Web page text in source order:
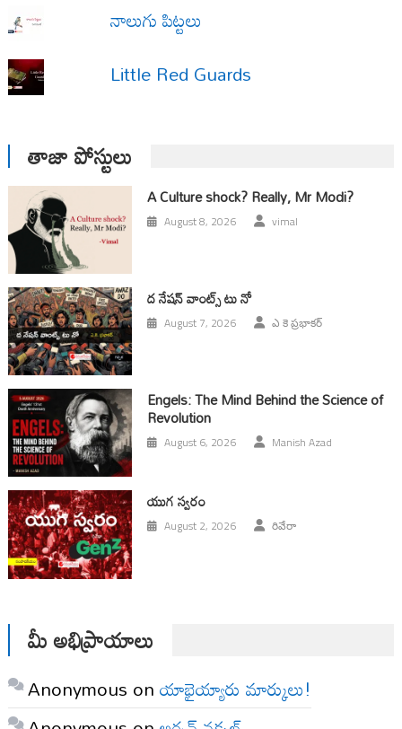
నాలుగు పిట్టలు
Little Red Guards
తాజా పోస్టులు
A Culture shock? Really, Mr Modi?
August 8, 2026 vimal
ద నేషన్ వాంట్స్ టు నో
August 7, 2026 ఎ కె ప్రభాకర్
Engels: The Mind Behind the Science of
Revolution
August 6, 2026 Manish Azad
యుగ స్వ‌రం
August 2, 2026 రివేరా
మీ అభిప్రాయాలు
Anonymous onయాభైయ్యారు మార్కులు!